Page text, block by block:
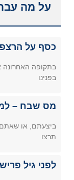
על מה
כסף על
בתקופה האחרונה
בפנינו
מס שבח –
ביצעתם, או שאתם
תרצו
לפני גיל